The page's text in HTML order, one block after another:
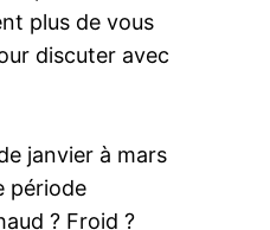
plus de vous
discuter avec
janvier à mars
période
? Froid ?